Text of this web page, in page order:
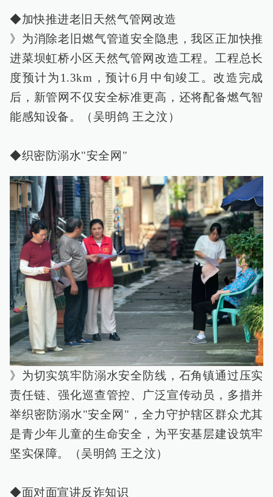
◆加快推进老旧天然气管网改造
》为消除老旧燃气管道安全隐患，我区正加快推
进菜坝虹桥小区天然气管网改造工程。工程总长
度预计为1.3km，预计6月中旬竣工。改造完成
后，新管网不仅安全标准更高，还将配备燃气智
能感知设备。（吴明鸽 王之汶）
◆织密防溺水"安全网"
》为切实筑牢防溺水安全防线，石角镇通过压实
责任链、强化巡查管控、广泛宣传动员，多措并
举织密防溺水"安全网"，全力守护辖区群众尤其
是青少年儿童的生命安全，为平安基层建设筑牢
坚实保障。（吴明鸽 王之汶）
◆面对面宣讲反诈知识